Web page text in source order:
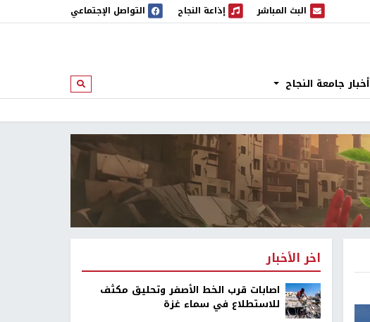
البث المباشر
البث المباشر إذاعة النجاح
إذاعة النجاح التواصل الإجتماعي
أخبار جامعة النجاح ابحث
اخر الأخبار
اصابات قرب الخط الأصفر وتحليق مكثف
للاستطلاع في سماء غزة